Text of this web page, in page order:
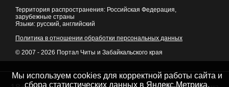
Территория распространения: Российская Федерация,
зарубежные страны
Языки: русский, английский
Политика в отношении обработки персональных данных
© 2007 - 2026 Портал Читы и Забайкальского края
Мы используем cookies для корректной работы сайта и
сбора статистических данных в Яндекс.Метрика,